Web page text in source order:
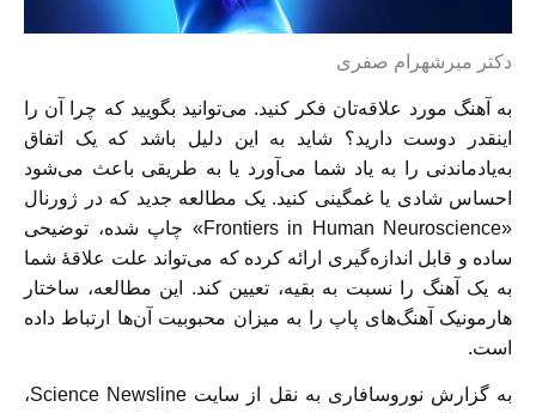
دکتر میرشهرام صفری
به آهنگ مورد علاقه‌تان فکر کنید. می‌توانید بگویید که چرا آن را
اینقدر دوست دارید؟ شاید به این دلیل باشد که یک اتفاق
به‌یادماندنی را به یاد شما می‌آورد یا به طریقی باعث می‌شود
احساس شادی یا غمگینی کنید. یک مطالعه جدید که در ژورنال
«Frontiers in Human Neuroscience» چاپ شده، توضیحی
ساده و قابل اندازه‌گیری ارائه کرده که می‌تواند علت علاقهٔ شما
به یک آهنگ را نسبت به بقیه، تعیین کند. این مطالعه، ساختار
هارمونیک آهنگ‌های پاپ را به میزان محبوبیت آن‌ها ارتباط داده
است.
به گزارش نوروسافاری به نقل از سایت Science Newsline،